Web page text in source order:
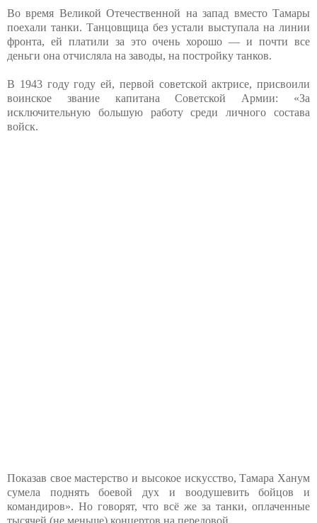
Во время Великой Отечественной на запад вместо Тамары
поехали танки. Танцовщица без устали выступала на линии
фронта, ей платили за это очень хорошо — и почти все
деньги она отчисляла на заводы, на постройку танков.
В 1943 году году ей, первой советской актрисе, присвоили
воинское звание капитана Советской Армии: «За
исключительную большую работу среди личного состава
войск.
Показав свое мастерство и высокое искусство, Тамара Ханум
сумела поднять боевой дух и воодушевить бойцов и
командиров». Но говорят, что всё же за танки, оплаченные
тысячей (не меньше) концертов на передовой.